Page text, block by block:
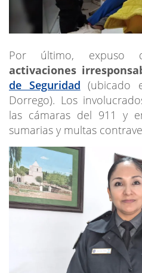
Por último, expuso
activaciones
de Seguridad (ubicado
Dorrego). Los
las cámaras del 911 y
sumarias y multas